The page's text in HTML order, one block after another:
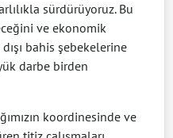
sürdürüyoruz. Bu
ve ekonomik
bahis şebekelerine
darbe birden
koordinesinde ve